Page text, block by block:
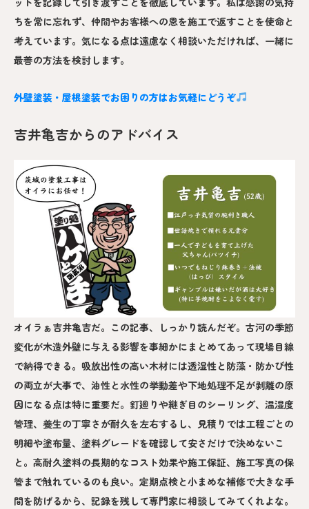
ちを常に忘れず、仲間やお客様への恩を施工で返すことを使命と
考えています。気になる点は遠慮なく相談いただければ、一緒に
最善の方法を検討します。
外壁塗装・屋根塗装でお困りの方はお気軽にどうぞ
吉井亀吉からのアドバイス
オイラぁ吉井亀吉だ。この記事、しっかり読んだぞ。古河の季節
変化が木造外壁に与える影響を事細かにまとめてあって現場目線
で納得できる。吸放出性の高い木材には透湿性と防藻・防かび性
の両立が大事で、油性と水性の挙動差や下地処理不足が剥離の原
因になる点は特に重要だ。釘廻りや継ぎ目のシーリング、温湿度
管理、養生の丁寧さが耐久を左右するし、見積りでは工程ごとの
明細や塗布量、塗料グレードを確認して安さだけで決めないこ
と。高耐久塗料の長期的なコスト効果や施工保証、施工写真の保
管まで触れているのも良い。定期点検と小まめな補修で大きな手
間を防げるから、記録を残して専門家に相談してみてくれよな。